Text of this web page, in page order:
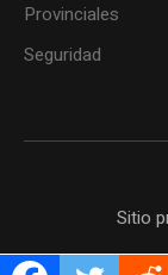
Provinciales
Seguridad
Sitio